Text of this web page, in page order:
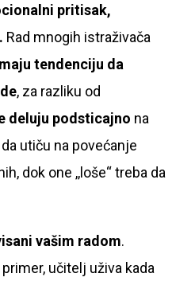
pritisak,
Rad mnogih istraživača
tendenciju da
, za razliku od
deluju podsticajno na
utiču na povećanje
dok one ,,loše“ treba da
vašim radom.
učitelj uživa kada